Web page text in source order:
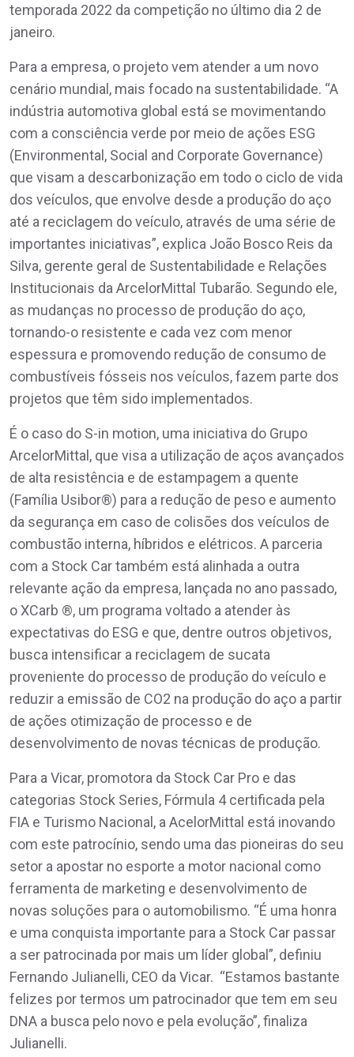
temporada 2022 da competição no último dia 2 de
janeiro.
Para a empresa, o projeto vem atender a um novo
cenário mundial, mais focado na sustentabilidade. “A
indústria automotiva global está se movimentando
com a consciência verde por meio de ações ESG
(Environmental, Social and Corporate Governance)
que visam a descarbonização em todo o ciclo de vida
dos veículos, que envolve desde a produção do aço
até a reciclagem do veículo, através de uma série de
importantes iniciativas”, explica João Bosco Reis da
Silva, gerente geral de Sustentabilidade e Relações
Institucionais da ArcelorMittal Tubarão. Segundo ele,
as mudanças no processo de produção do aço,
tornando-o resistente e cada vez com menor
espessura e promovendo redução de consumo de
combustíveis fósseis nos veículos, fazem parte dos
projetos que têm sido implementados.
É o caso do S-in motion, uma iniciativa do Grupo
ArcelorMittal, que visa a utilização de aços avançados
de alta resistência e de estampagem a quente
(Família Usibor®) para a redução de peso e aumento
da segurança em caso de colisões dos veículos de
combustão interna, híbridos e elétricos. A parceria
com a Stock Car também está alinhada a outra
relevante ação da empresa, lançada no ano passado,
o XCarb ®, um programa voltado a atender às
expectativas do ESG e que, dentre outros objetivos,
busca intensificar a reciclagem de sucata
proveniente do processo de produção do veículo e
reduzir a emissão de CO2 na produção do aço a partir
de ações otimização de processo e de
desenvolvimento de novas técnicas de produção.
Para a Vicar, promotora da Stock Car Pro e das
categorias Stock Series, Fórmula 4 certificada pela
FIA e Turismo Nacional, a AcelorMittal está inovando
com este patrocínio, sendo uma das pioneiras do seu
setor a apostar no esporte a motor nacional como
ferramenta de marketing e desenvolvimento de
novas soluções para o automobilismo. “É uma honra
e uma conquista importante para a Stock Car passar
a ser patrocinada por mais um líder global”, definiu
Fernando Julianelli, CEO da Vicar. “Estamos bastante
felizes por termos um patrocinador que tem em seu
DNA a busca pelo novo e pela evolução”, finaliza
Julianelli.